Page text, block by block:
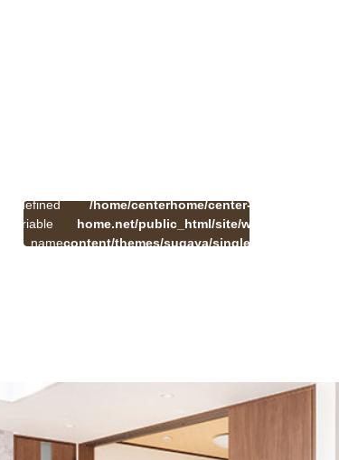
Undefined
variable
$cat_name
/home/centerhome/center-
home.net/public_html/site/wp-
content/themes/sugaya/single.php